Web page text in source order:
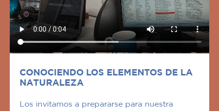
CONOCIENDO LOS ELEMENTOS DE LA
NATURALEZA
Los invitamos a prepararse para nuestra